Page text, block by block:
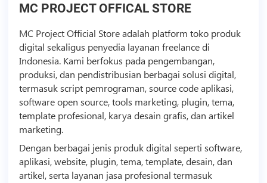
MC PROJECT OFFICAL STORE
MC Project Official Store adalah platform toko produk
digital sekaligus penyedia layanan freelance di
Indonesia. Kami berfokus pada pengembangan,
produksi, dan pendistribusian berbagai solusi digital,
termasukscriptpemrograman,source codeaplikasi,
software open source, tools marketing, plugin, tema,
templateprofesional, karya desain grafis, dan artikel
marketing.
Dengan berbagai jenis produk digital seperti software,
aplikasi, website, plugin, tema,template, desain, dan
artikel, serta layanan jasa profesional termasuk